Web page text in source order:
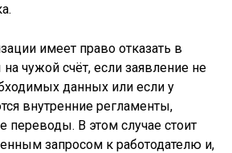
имеет право отказать в
чужой счёт, если заявление не
данных или если у
внутренние регламенты,
переводы. В этом случае стоит
запросом к работодателю и,